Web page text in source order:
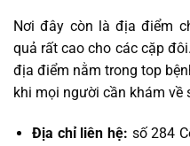
Nơi đây còn là địa điểm
quả rất cao cho các cặp
địa điểm nằm trong top
khi mọi người cần khám về
Địa chỉ liên hệ: số 284